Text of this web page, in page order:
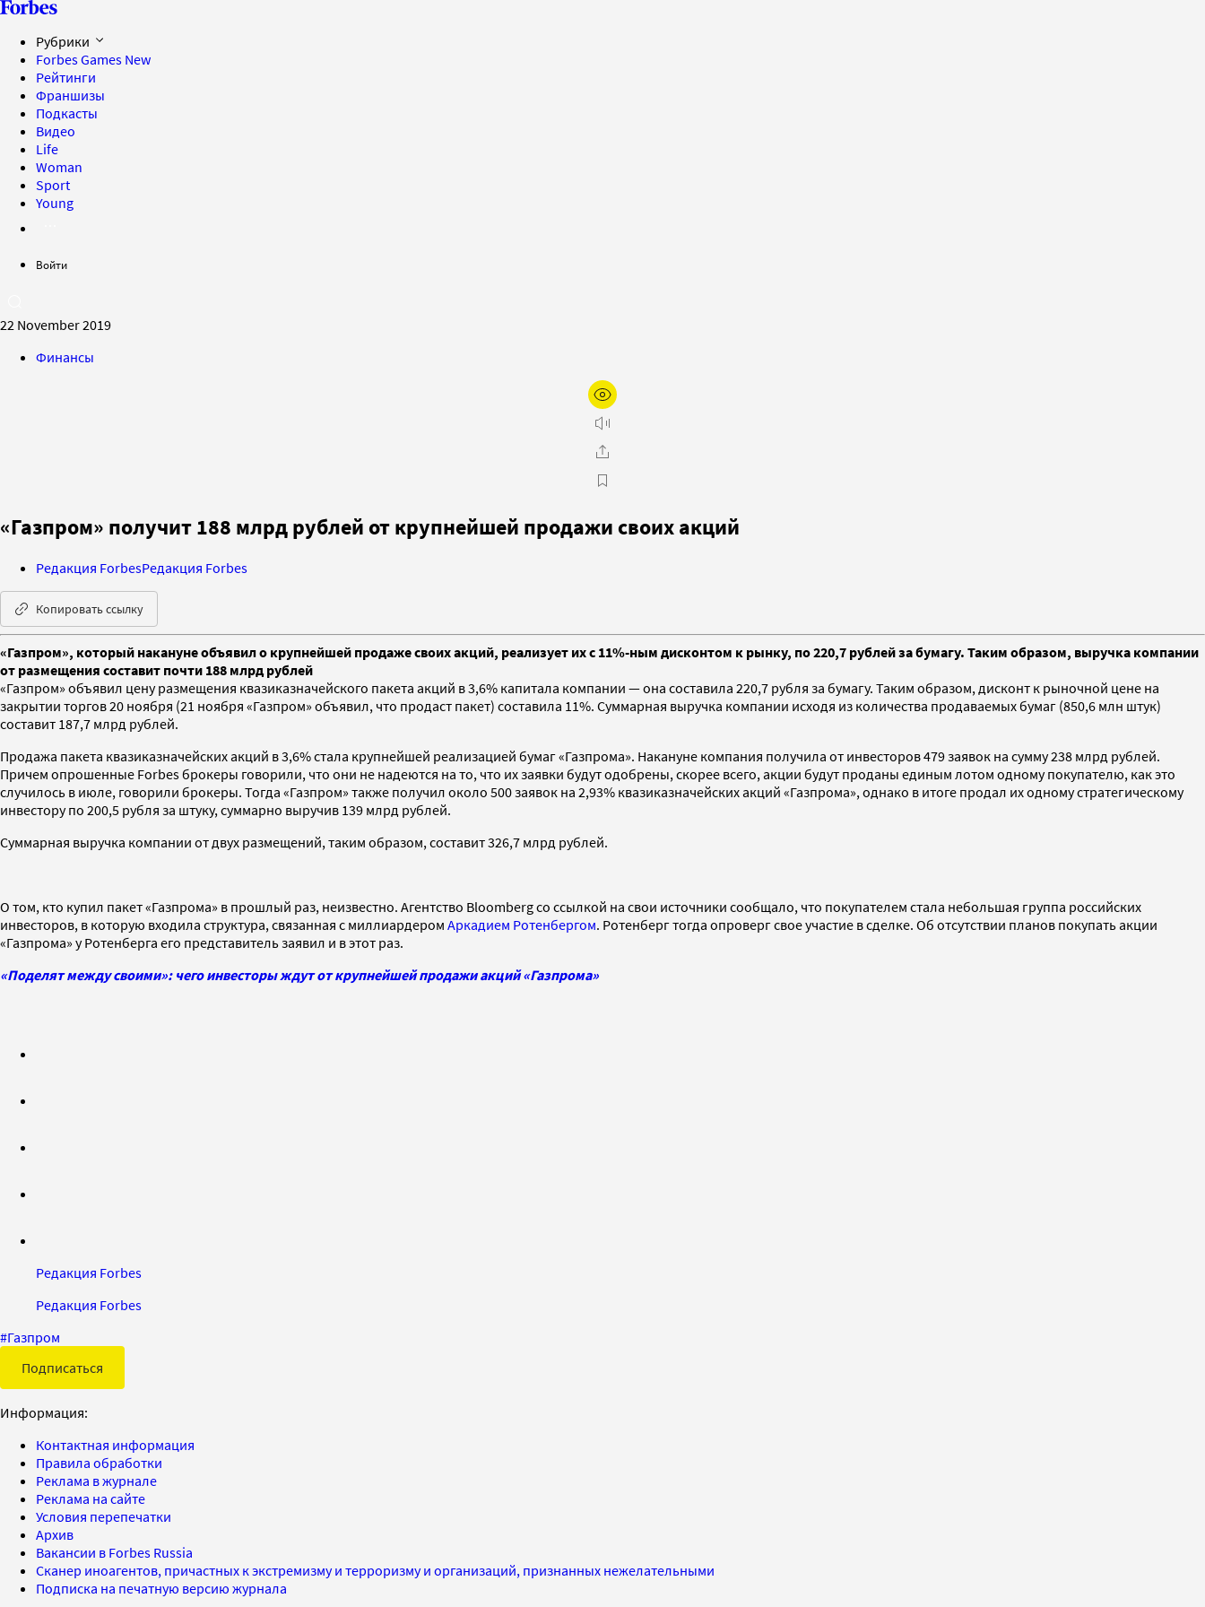
Рубрики
Forbes Games New
Рейтинги
Франшизы
Подкасты
Видео
Life
Woman
Sport
Young
Войти
22 November 2019
Финансы
«Газпром» получит 188 млрд рублей от крупнейшей продажи своих акций
Редакция ForbesРедакция Forbes
Копировать ссылку
«Газпром», который накануне объявил о крупнейшей продаже своих акций, реализует их с 11%-ным дисконтом к рынку, по 220,7 рублей за бумагу. Таким образом, выручка компании
от размещения составит почти 188 млрд рублей
«Газпром» объявил цену размещения квазиказначейского пакета акций в 3,6% капитала компании — она составила 220,7 рубля за бумагу. Таким образом, дисконт к рыночной цене на
закрытии торгов 20 ноября (21 ноября «Газпром» объявил, что продаст пакет) составила 11%. Суммарная выручка компании исходя из количества продаваемых бумаг (850,6 млн штук)
составит 187,7 млрд рублей.
Продажа пакета квазиказначейских акций в 3,6% стала крупнейшей реализацией бумаг «Газпрома». Накануне компания получила от инвесторов 479 заявок на сумму 238 млрд рублей.
Причем опрошенные Forbes брокеры говорили, что они не надеются на то, что их заявки будут одобрены, скорее всего, акции будут проданы единым лотом одному покупателю, как это
случилось в июле, говорили брокеры. Тогда «Газпром» также получил около 500 заявок на 2,93% квазиказначейских акций «Газпрома», однако в итоге продал их одному стратегическому
инвестору по 200,5 рубля за штуку, суммарно выручив 139 млрд рублей.
Суммарная выручка компании от двух размещений, таким образом, составит 326,7 млрд рублей.
О том, кто купил пакет «Газпрома» в прошлый раз, неизвестно. Агентство Bloomberg со ссылкой на свои источники сообщало, что покупателем стала небольшая группа российских
инвесторов, в которую входила структура, связанная с миллиардером Аркадием Ротенбергом. Ротенберг тогда опроверг свое участие в сделке. Об отсутствии планов покупать акции
«Газпрома» у Ротенберга его представитель заявил и в этот раз.
«Поделят между своими»: чего инвесторы ждут от крупнейшей продажи акций «Газпрома»
Редакция Forbes
Редакция Forbes
#Газпром
Подписаться
Информация:
Контактная информация
Правила обработки
Реклама в журнале
Реклама на сайте
Условия перепечатки
Архив
Вакансии в Forbes Russia
Сканер иноагентов, причастных к экстремизму и терроризму и организаций, признанных нежелательными
Подписка на печатную версию журнала